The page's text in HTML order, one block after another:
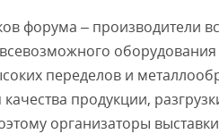
форума – производители
переделов и
продукции,
организаторы